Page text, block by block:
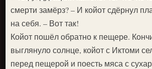
смерти замёрз? – И койот сдёрнул
на себя. – Вот так!
Койот пошёл обратно к пещере.
выглянуло солнце, койот с Иктоми
перед пещерой и поесть мяса с